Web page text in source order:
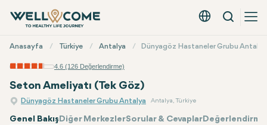
Türkçe - EUR
Arama
Menü
Anasayfa Türkiye Antalya Dünyagöz Hastaneler Grubu Antalya
4.6 (126 Değerlendirme)
Seton Ameliyatı (Tek Göz)
Dünyagöz Hastaneler Grubu Antalya Antalya, Türkiye
Genel BakışDiğer MerkezlerSorular & Cevaplar